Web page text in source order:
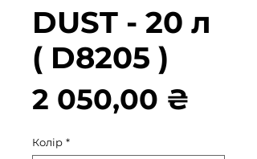
DUST - 20 л
( D8205 )
2 050,00 ₴
Колір *